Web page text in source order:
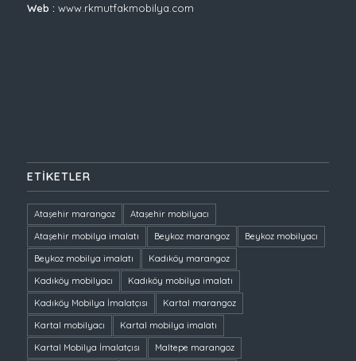
Web : www.rkmutfakmobilya.com
ETIKETLER
Ataşehir marangoz
Ataşehir mobilyacı
Ataşehir mobilya imalatı
Beykoz marangoz
Beykoz mobilyacı
Beykoz mobilya imalatı
Kadıköy marangoz
Kadıköy mobilyacı
Kadıköy mobilya imalatı
Kadıköy Mobilya İmalatçısı
Kartal marangoz
Kartal mobilyacı
Kartal mobilya imalatı
Kartal Mobilya İmalatçısı
Maltepe marangoz